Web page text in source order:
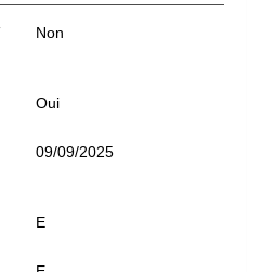
Non
Oui
09/09/2025
E